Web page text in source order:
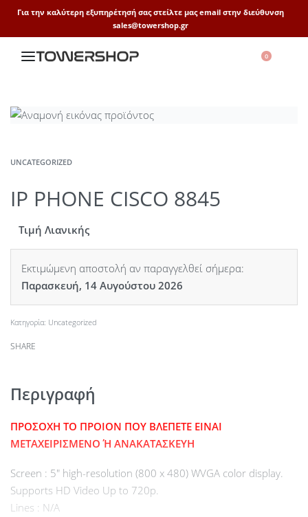
Για την καλύτερη εξυπηρέτησή σας στείλτε μας email στην διεύθυνση
sales@towershop.gr
0
UNCATEGORIZED
IP PHONE CISCO 8845
Τιμή Λιανικής
Εκτιμώμενη αποστολή αν παραγγελθεί σήμερα:
Παρασκευή, 14 Αυγούστου 2026
Κατηγορία: Uncategorized
SHARE
Περιγραφή
ΠΡΟΣΟΧΗ ΤΟ ΠΡΟΙΟΝ ΠΟΥ ΒΛΕΠΕΤΕ ΕΙΝΑΙ
ΜΕΤΑΧΕΙΡΙΣΜΕΝΟ Ή ΑΝΑΚΑΤΑΣΚΕΥΗ
Screen : 5″ high-resolution (800 x 480) WVGA color display.
Supports HD Video Up to 720p.
Lines : N/A